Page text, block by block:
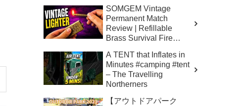
SOMGEM Vintage
Permanent Match
Review | Refillable
Brass Survival Fire
Honest Reviews
A TENT that Inflates in
Minutes #camping #tent
– The Travelling
Northerners
【アウトドアパーク